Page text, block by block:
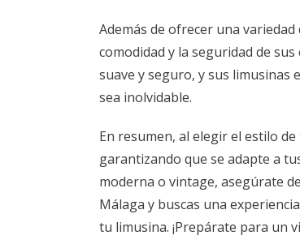
Además de ofrecer una
comodidad y la seguridad de
suave y seguro, y sus limusinas
sea inolvidable.
En resumen, al elegir el estilo
garantizando que se adapte a
moderna o vintage, asegúrate
Málaga y buscas una
tu limusina. ¡Prepárate para un